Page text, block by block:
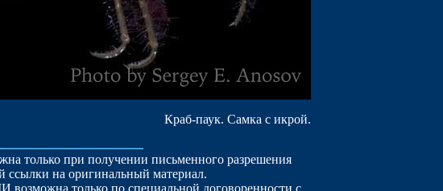
Краб-паук. Самка с икрой.
только при получении письменного разрешения
ссылки на оригинальный материал.
только по специальной договоренности с